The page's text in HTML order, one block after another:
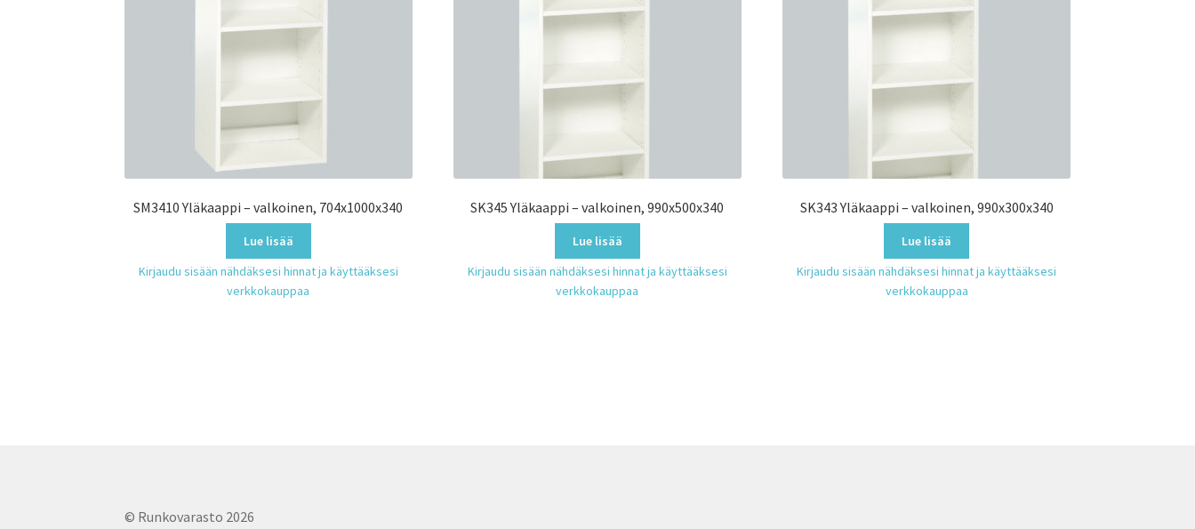
SM3410 Yläkaappi – valkoinen, 704x1000x340
Lue lisää
Kirjaudu sisään nähdäksesi hinnat ja käyttääksesi
verkkokauppaa
SK345 Yläkaappi – valkoinen, 990x500x340
Lue lisää
Kirjaudu sisään nähdäksesi hinnat ja käyttääksesi
verkkokauppaa
SK343 Yläkaappi – valkoinen, 990x300x340
Lue lisää
Kirjaudu sisään nähdäksesi hinnat ja käyttääksesi
verkkokauppaa
© Runkovarasto 2026